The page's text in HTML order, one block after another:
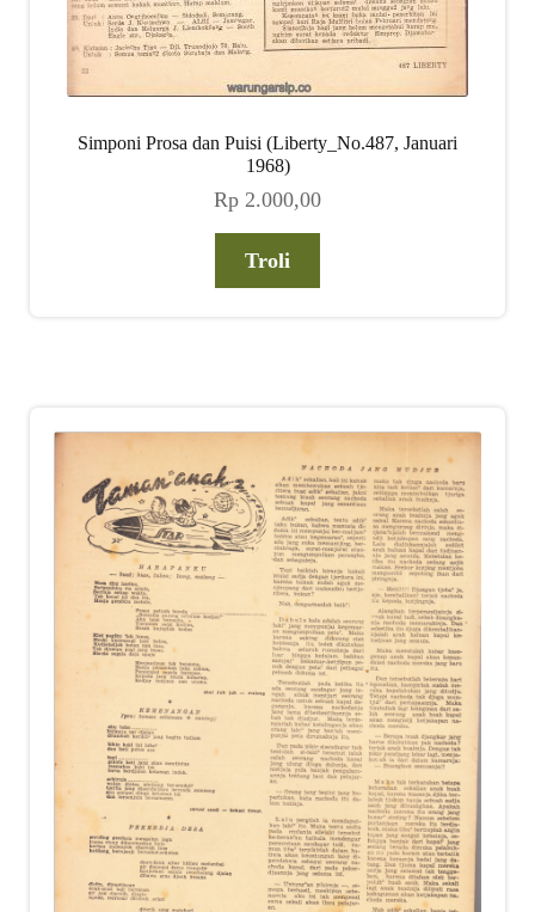
Simponi Prosa dan Puisi (Liberty_No.487, Januari
1968)
Rp 2.000,00
Troli